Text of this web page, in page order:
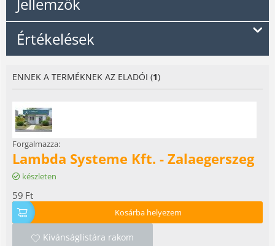
Jellemzők
Értékelések
ENNEK A TERMÉKNEK AZ ELADÓI (1)
Forgalmazza:
Lambda Systeme Kft. - Zalaegerszeg
készleten
59 Ft
Kosárba helyezem
Kivánságlistára rakom